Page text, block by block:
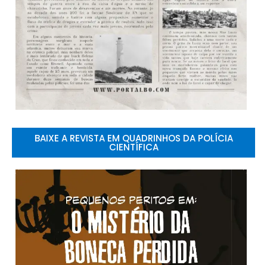
BAIXE A REVISTA EM QUADRINHOS DA POLÍCIA
CIENTÍFICA